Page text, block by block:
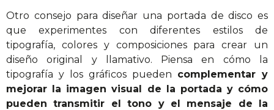
Otro consejo para diseñar una portada de disco es
que experimentes con diferentes estilos de
tipografía, colores y composiciones para crear un
diseño original y llamativo. Piensa en cómo la
tipografía y los gráficos pueden complementar y
mejorar la imagen visual de la portada y cómo
pueden transmitir el tono y el mensaje de la